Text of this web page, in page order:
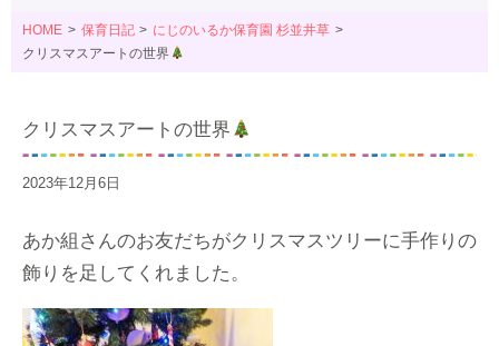
HOME 保育日記
にじのいるか保育園 杉並井草
クリスマスアートの世界
クリスマスアートの世界
2023年12月6日
あか組さんのお友だちがクリスマスツリーに手作りの
飾りを足してくれました。